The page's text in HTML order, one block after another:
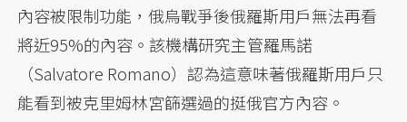
內容被限制功能，俄烏戰爭後俄羅斯用戶無法再看
將近95%的內容。該機構研究主管羅馬諾
（Salvatore Romano）認為這意味著俄羅斯用戶只
能看到被克里姆林宮篩選過的挺俄官方內容。